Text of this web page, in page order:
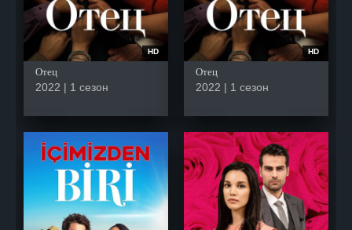
HD
Отец
2022 | 1 сезон
HD
Отец
2022 | 1 сезон